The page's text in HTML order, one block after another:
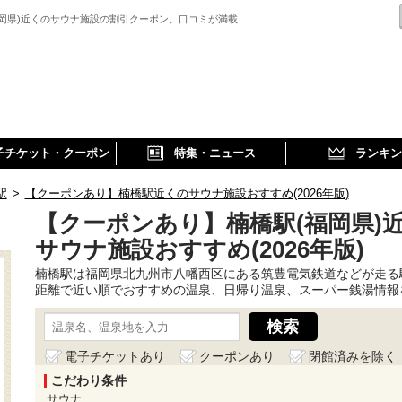
県)近くのサウナ施設の割引クーポン、口コミが満載
チケット・クーポン 特集・ニュース ランキ
> 【クーポンあり】楠橋駅近くのサウナ施設おすすめ(2026年版)
【クーポンあり】楠橋駅(福岡県)
サウナ施設おすすめ(2026年版)
楠橋駅は福岡県北九州市八幡西区にある筑豊電気鉄道などが走
距離で近い順でおすすめの温泉、日帰り温泉、スーパー銭湯情
電子チケットあり クーポンあり
閉館済みを除く
こだわり条件
サウナ